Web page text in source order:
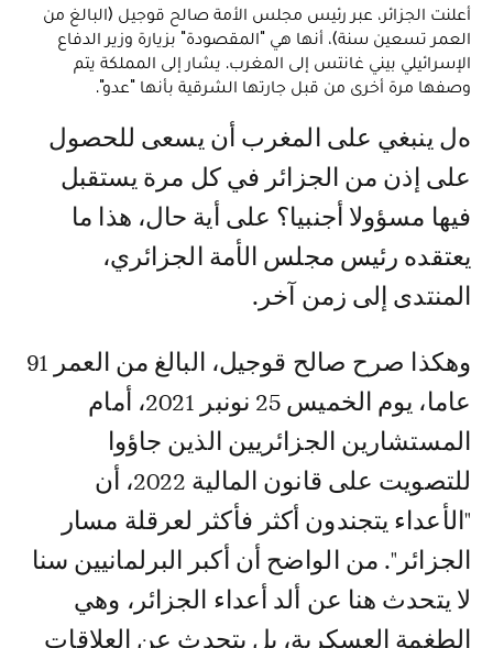
أعلنت الجزائر، عبر رئيس مجلس الأمة صالح قوجيل (البالغ من
العمر تسعين سنة)، أنها هي "المقصودة" بزيارة وزير الدفاع
الإسرائيلي بيني غانتس إلى المغرب. يشار إلى المملكة يتم
وصفها مرة أخرى من قبل جارتها الشرقية بأنها "عدو".
هل ينبغي على المغرب أن يسعى للحصول
على إذن من الجزائر في كل مرة يستقبل
فيها مسؤولا أجنبيا؟ على أية حال، هذا ما
يعتقده رئيس مجلس الأمة الجزائري،
المنتدى إلى زمن آخر.
وهكذا صرح صالح قوجيل، البالغ من العمر 91
عاما، يوم الخميس 25 نونبر 2021، أمام
المستشارين الجزائريين الذين جاؤوا
للتصويت على قانون المالية 2022، أن
"الأعداء يتجندون أكثر فأكثر لعرقلة مسار
الجزائر". من الواضح أن أكبر البرلمانيين سنا
لا يتحدث هنا عن ألد أعداء الجزائر، وهي
الطغمة العسكرية، بل يتحدث عن العلاقات